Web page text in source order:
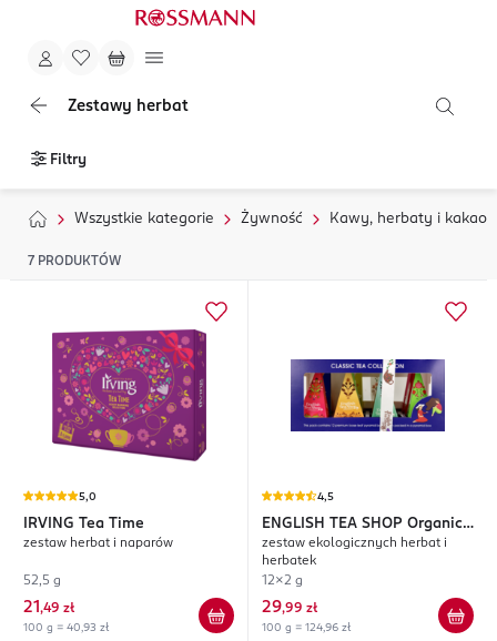
Zestawy herbat
Filtry
Wszystkie kategorie Żywność Kawy, herbaty i kakao
7 PRODUKTÓW
5,0
IRVING Tea Time
zestaw herbat i naparów
52,5 g
21 ,49 zł
100 g = 40,93 zł
4,5
ENGLISH TEA SHOP Organic
Classic Tea Collection
zestaw ekologicznych herbat i
herbatek
12x2 g
29,99 zł
100 g = 124,96 zł